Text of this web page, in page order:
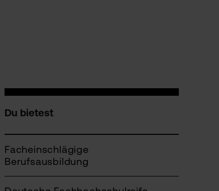
Du bietest
Facheinschlägige
Berufsausbildung